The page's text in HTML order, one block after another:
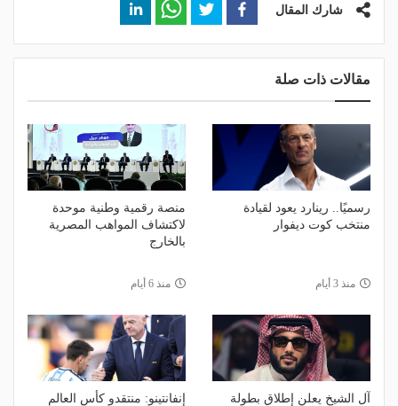
شارك المقال
مقالات ذات صلة
رسميًا.. رينارد يعود لقيادة
منتخب كوت ديفوار
منذ 3 أيام
منصة رقمية وطنية موحدة
لاكتشاف المواهب المصرية
بالخارج
منذ 6 أيام
آل الشيخ يعلن إطلاق بطولة
إنفانتينو: منتقدو كأس العالم